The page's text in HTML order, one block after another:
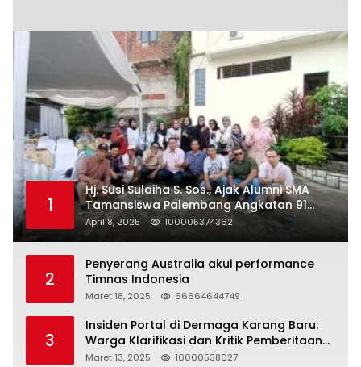
1
Hj. Susi Sulaiha S. Sos., Ajak Alumni SMA
Tamansiswa Palembang Angkatan 91
Halal Bihalal
April 8, 2025 100005374362
2
Penyerang Australia akui performance
Timnas Indonesia
Maret 18, 2025 66664644749
3
Insiden Portal di Dermaga Karang Baru:
Warga Klarifikasi dan Kritik Pemberitaan
yang Tidak Akurat
Maret 13, 2025 10000538027